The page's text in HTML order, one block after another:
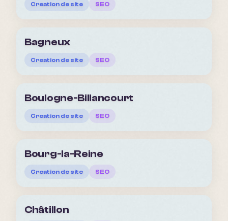
Creation de site SEO
Bagneux
Creation de site SEO
Boulogne-Billancourt
Creation de site SEO
Bourg-la-Reine
Creation de site SEO
Châtillon